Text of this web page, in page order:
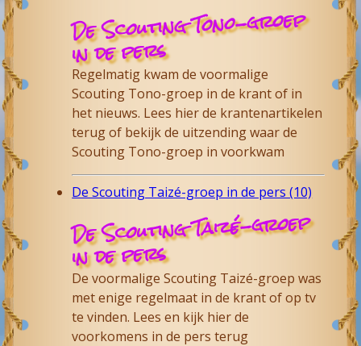
De Scouting Tono-groep
in de pers
Regelmatig kwam de voormalige
Scouting Tono-groep in de krant of in
het nieuws. Lees hier de krantenartikelen
terug of bekijk de uitzending waar de
Scouting Tono-groep in voorkwam
De Scouting Taizé-groep in de pers (10)
De Scouting Taizé-groep
in de pers
De voormalige Scouting Taizé-groep was
met enige regelmaat in de krant of op tv
te vinden. Lees en kijk hier de
voorkomens in de pers terug